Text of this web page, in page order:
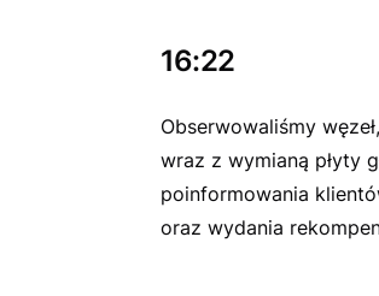
16:22
Obserwowaliśmy
wraz z wymianą płyty
poinformowania
oraz wydania